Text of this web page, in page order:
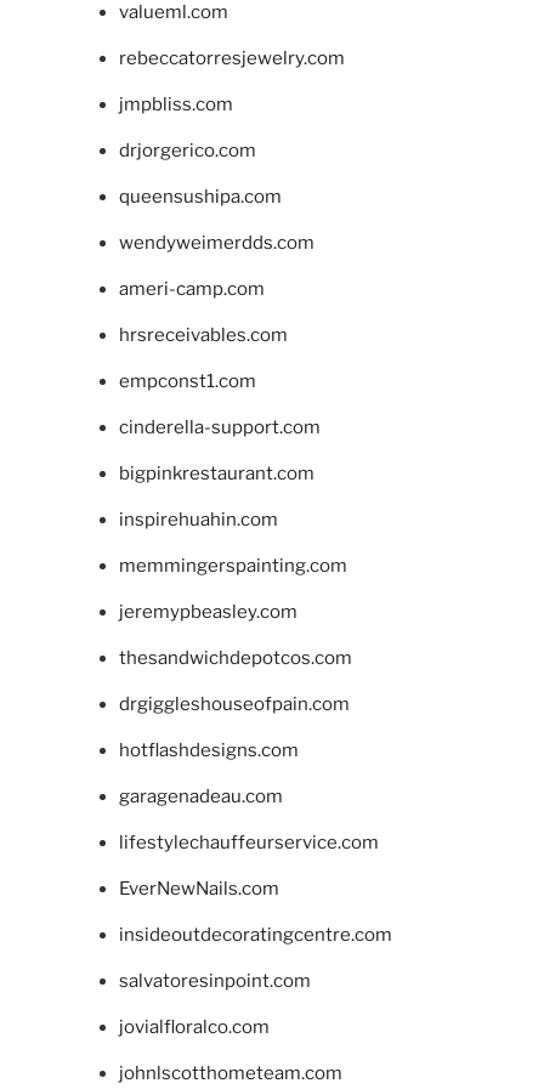
valueml.com
rebeccatorresjewelry.com
jmpbliss.com
drjorgerico.com
queensushipa.com
wendyweimerdds.com
ameri-camp.com
hrsreceivables.com
empconst1.com
cinderella-support.com
bigpinkrestaurant.com
inspirehuahin.com
memmingerspainting.com
jeremypbeasley.com
thesandwichdepotcos.com
drgiggleshouseofpain.com
hotflashdesigns.com
garagenadeau.com
lifestylechauffeurservice.com
EverNewNails.com
insideoutdecoratingcentre.com
salvatoresinpoint.com
jovialfloralco.com
johnlscotthometeam.com